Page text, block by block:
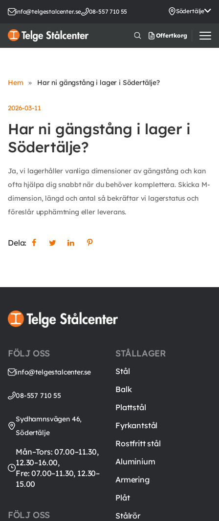
info@telgestalcenter.se 08-557 710 55 Södertälje
Offertkorg
Hem » Har ni gängstång i lager i Södertälje?
2026-03-11
Har ni gängstång i lager i
Södertälje?
Ja, vi lagerhåller vanliga dimensioner av gängstång och kan
ofta hjälpa dig snabbt när du behöver komplettera. Skicka M-
dimension, längd och antal så bekräftar vi lagerstatus och
föreslår upphämtning eller leverans.
Dela:
FÖLJ OSS
info@telgestalcenter.se
08-557 710 55
Sydhamnsvägen 46,
Södertälje
Mån–Tors: 07.00–11.30,
12.30–16.00,
Fre: 07.00–11.30, 12.30–
15.00
FÖLJ OSS
STÅLLAGER
Stål
Balk
Plattstål
Fyrkantstål
Rostfritt stål
Aluminium
Armering
Plåt
Stålrör